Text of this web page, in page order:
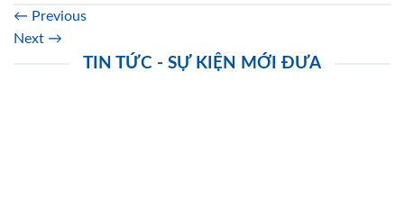
← Previous
Next →
TIN TỨC - SỰ KIỆN MỚI ĐƯA